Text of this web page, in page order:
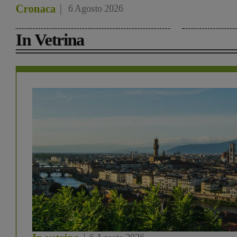
Cronaca 6 Agosto 2026
In Vetrina